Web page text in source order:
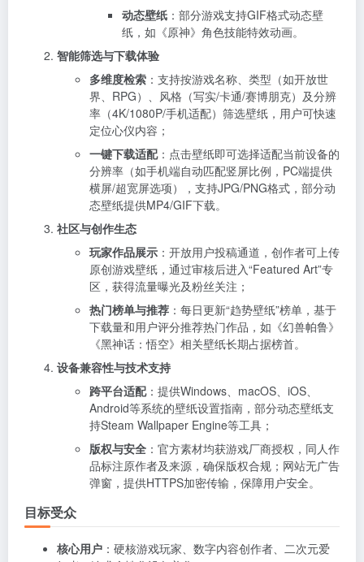
动态壁纸 ：部分游戏支持GIF格式动态壁
纸，如《原神》角色技能特效动画。
智能筛选与下载体验
多维度检索 ：支持按游戏名称、类型（如开放世
界、RPG）、风格（写实/卡通/赛博朋克）及分辨
率（4K/1080P/手机适配）筛选壁纸，用户可快速
定位心仪内容；
一键下载适配：点击壁纸即可选择适配当前设备的
分辨率（如手机端自动匹配竖屏比例，PC端提供
横屏/超宽屏选项），支持JPG/PNG格式，部分动
态壁纸提供MP4/GIF下载。
社区与创作生态
玩家作品展示 ：开放用户投稿通道，创作者可上传
原创游戏壁纸，通过审核后进入“Featured Art”专
区，获得流量曝光及粉丝关注；
热门榜单与推荐 ：每日更新“趋势壁纸”榜单，基于
下载量和用户评分推荐热门作品，如《幻兽帕鲁》
《黑神话：悟空》相关壁纸长期占据榜首。
设备兼容性与技术支持
跨平台适配：提供Windows、macOS、iOS、
Android等系统的壁纸设置指南，部分动态壁纸支
持Steam Wallpaper Engine等工具；
版权与安全 ：官方素材均获游戏厂商授权，同人作
品标注原作者及来源，确保版权合规；网站无广告
弹窗，提供HTTPS加密传输，保障用户安全。
目标受众
核心用户 ：硬核游戏玩家、数字内容创作者、二次元爱